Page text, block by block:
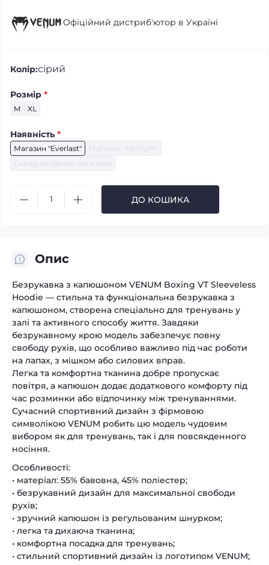
Офіційний дистриб'ютор в Україні
Колір:сірий
Розмір *
M XL
Наявність *
Магазин "Everlast"
Магазин "MyFight"
Склад интернет-магазина
ДО КОШИКА
Опис
Безрукавка з капюшоном VENUM Boxing VT Sleeveless
Hoodie — стильна та функціональна безрукавка з
капюшоном, створена спеціально для тренувань у
залі та активного способу життя. Завдяки
безрукавному крою модель забезпечує повну
свободу рухів, що особливо важливо під час роботи
на лапах, з мішком або силових вправ.
Легка та комфортна тканина добре пропускає
повітря, а капюшон додає додаткового комфорту під
час розминки або відпочинку між тренуваннями.
Сучасний спортивний дизайн з фірмовою
символікою VENUM робить цю модель чудовим
вибором як для тренувань, так і для повсякденного
носіння.
Особливості:
• матеріал: 55% бавовна, 45% поліестер;
• безрукавний дизайн для максимальної свободи
рухів;
• зручний капюшон із регульованим шнурком;
• легка та дихаюча тканина;
• комфортна посадка для тренувань;
• стильний спортивний дизайн із логотипом VENUM;